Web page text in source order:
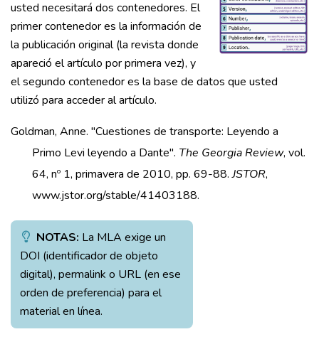
usted necesitará dos contenedores. El
primer contenedor es la información de
la publicación original (la revista donde
apareció el artículo por primera vez), y
el segundo contenedor es la base de datos que usted
utilizó para acceder al artículo.
Goldman, Anne. "Cuestiones de transporte: Leyendo a
Primo Levi leyendo a Dante". The Georgia Review, vol.
64, nº 1, primavera de 2010, pp. 69-88.JSTOR,
www.jstor.org/stable/41403188.
NOTAS: La MLA exige un
DOI (identificador de objeto
digital), permalink o URL (en ese
orden de preferencia) para el
material en línea.